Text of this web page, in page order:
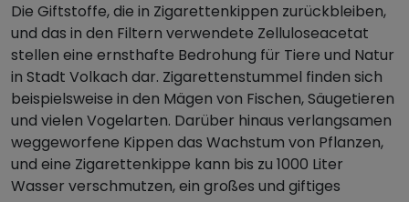
Die Giftstoffe, die in Zigarettenkippen zurückbleiben,
und das in den Filtern verwendete Zelluloseacetat
stellen eine ernsthafte Bedrohung für Tiere und Natur
in Stadt Volkach dar. Zigarettenstummel finden sich
beispielsweise in den Mägen von Fischen, Säugetieren
und vielen Vogelarten. Darüber hinaus verlangsamen
weggeworfene Kippen das Wachstum von Pflanzen,
und eine Zigarettenkippe kann bis zu 1000 Liter
Wasser verschmutzen, ein großes und giftiges